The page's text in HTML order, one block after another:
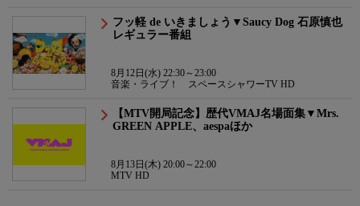
フッ軽 de いきましょう▼Saucy Dog 石原慎也
レギュラー番組
8月12日(水) 22:30～23:00
音楽・ライブ！ スペースシャワーTV HD
【MTV開局記念】歴代VMAJ名場面集▼Mrs.
GREEN APPLE、aespaほか
8月13日(木) 20:00～22:00
MTV HD